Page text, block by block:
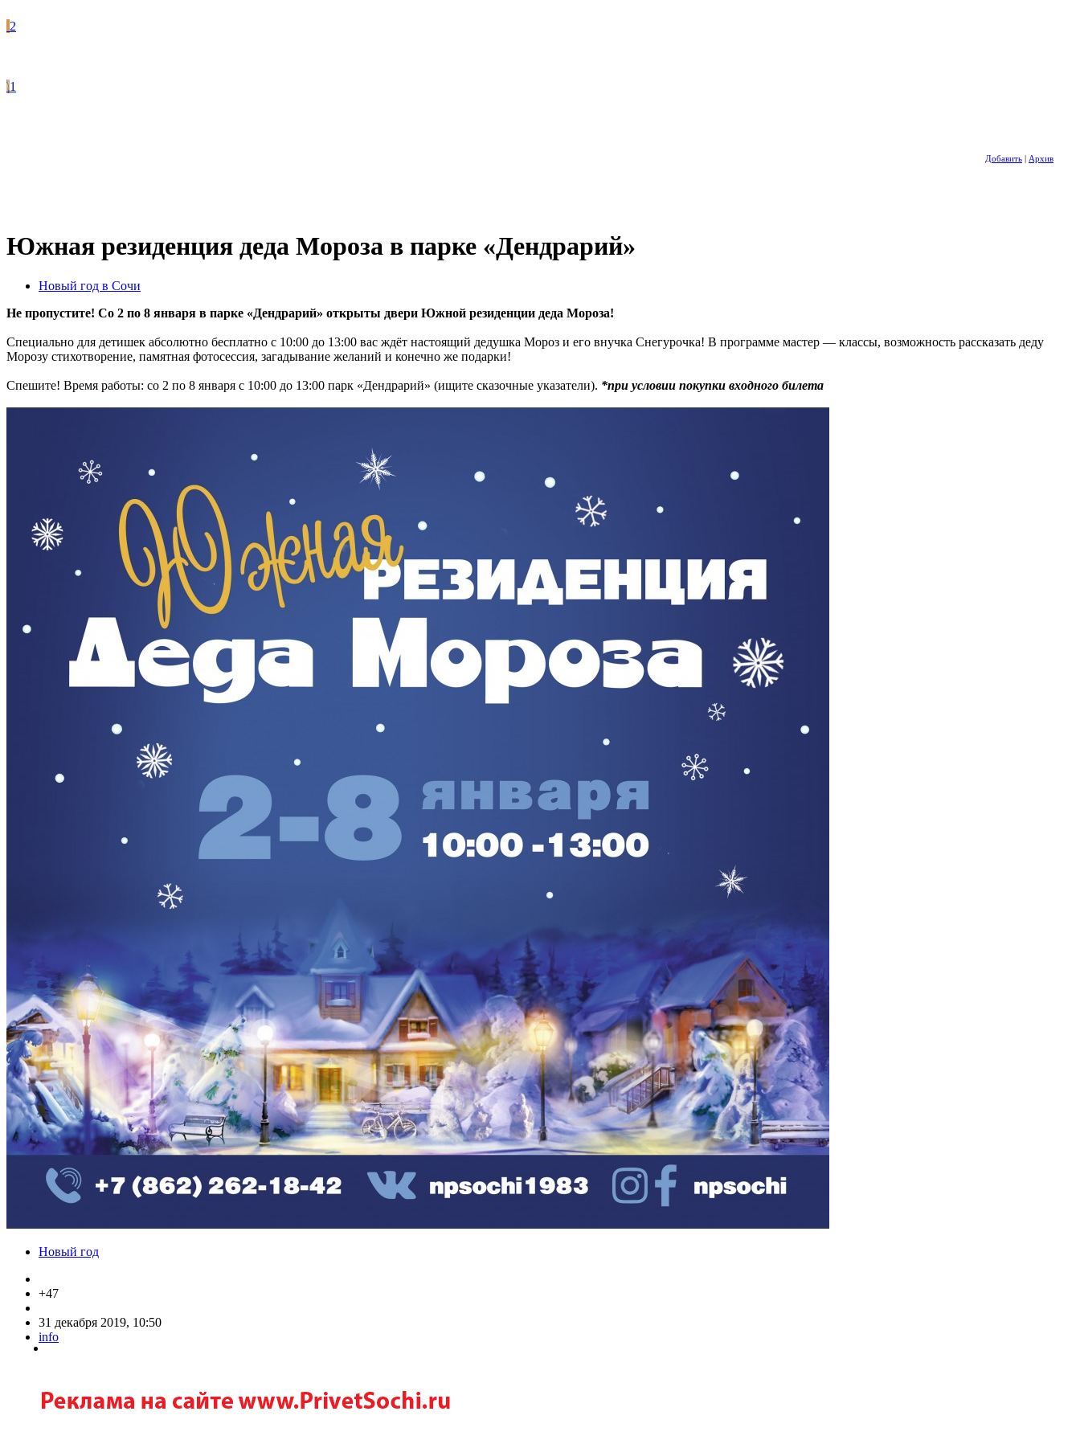
2
1
Добавить | Архив
Южная резиденция деда Мороза в парке «Дендрарий»
Новый год в Сочи
Не пропустите! Со 2 по 8 января в парке «Дендрарий» открыты двери Южной резиденции деда Мороза!
Специально для детишек абсолютно бесплатно с 10:00 до 13:00 вас ждёт настоящий дедушка Мороз и его внучка Снегурочка! В программе мастер — классы, возможность рассказать деду
Морозу стихотворение, памятная фотосессия, загадывание желаний и конечно же подарки!
Спешите! Время работы: со 2 по 8 января с 10:00 до 13:00 парк «Дендрарий» (ищите сказочные указатели). *при условии покупки входного билета
Новый год
+47
31 декабря 2019, 10:50
info